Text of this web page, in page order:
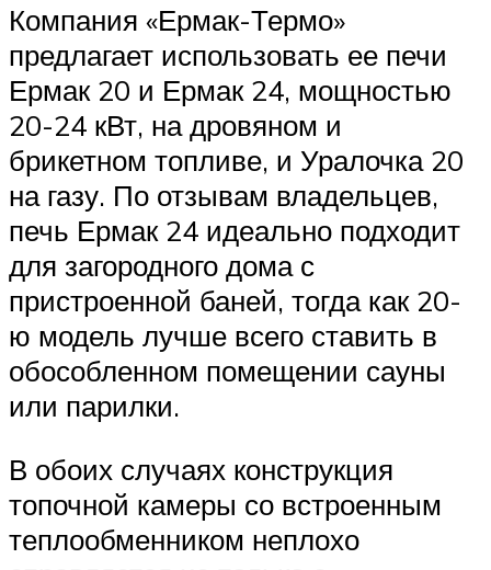
Компания «Ермак-Термо»
предлагает использовать ее печи
Ермак 20 и Ермак 24, мощностью
20-24 кВт, на дровяном и
брикетном топливе, и Уралочка 20
на газу. По отзывам владельцев,
печь Ермак 24 идеально подходит
для загородного дома с
пристроенной баней, тогда как 20-
ю модель лучше всего ставить в
обособленном помещении сауны
или парилки.
В обоих случаях конструкция
топочной камеры со встроенным
теплообменником неплохо